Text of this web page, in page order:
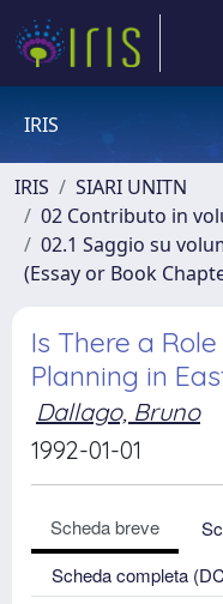
IRIS
IRIS
SIARI UNITN
02 Contributo in
02.1 Saggio su
(Essay or Book
Is There a
Planning in
Dallago, Bruno
1992-01-01
Scheda breve
Scheda completa